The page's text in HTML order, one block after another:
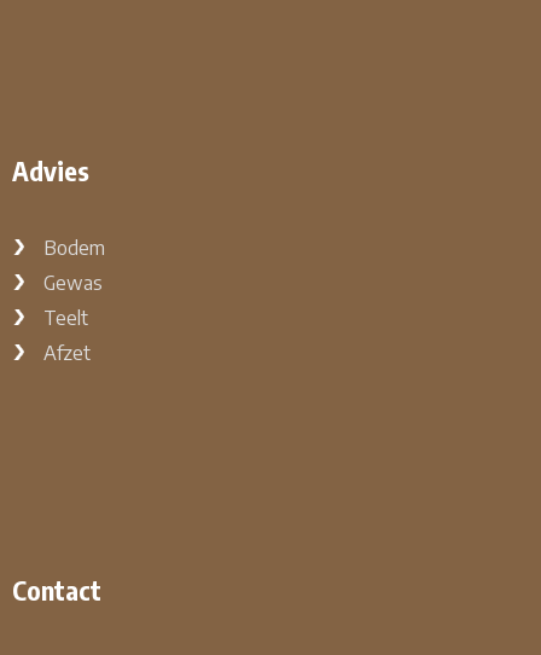
Advies
Bodem
Gewas
Teelt
Afzet
Contact